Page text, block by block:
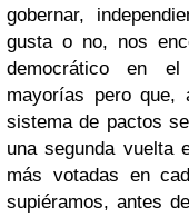
gobernar,
gusta o no, nos
democrático en
mayorías pero
sistema de pactos
una segunda vuelta
más votadas en
supiéramos, antes